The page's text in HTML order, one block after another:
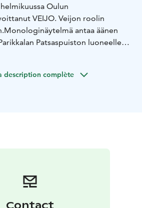
Oulun
VEIJO. Veijon roolin
Monologinäytelmä antaa äänen
Patsaspuiston luoneelle
VEIJO on intiimi monologi
description complète